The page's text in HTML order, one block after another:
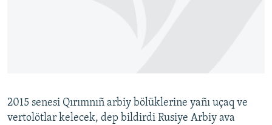
QOŞULIÑIZ!
2015 senesi Qırımnıñ arbiy bölüklerine yañı uçaq ve
vertolötlar kelecek, dep bildirdi Rusiye Arbiy ava